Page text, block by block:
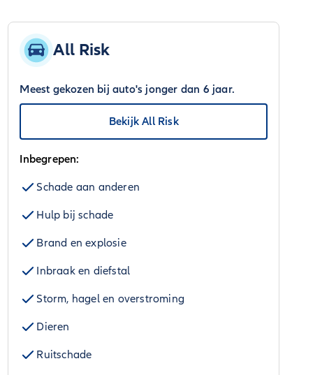
All Risk
Meest gekozen bij auto's jonger dan 6 jaar.
Bekijk All Risk
Inbegrepen:
Schade aan anderen
Hulp bij schade
Brand en explosie
Inbraak en diefstal
Storm, hagel en overstroming
Dieren
Ruitschade